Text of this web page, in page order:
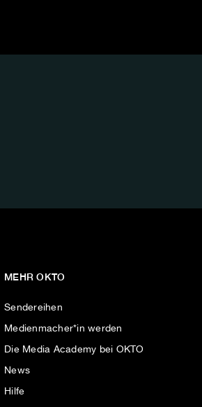
MEHR OKTO
Sendereihen
Medienmacher*in werden
Die Media Academy bei OKTO
News
Hilfe